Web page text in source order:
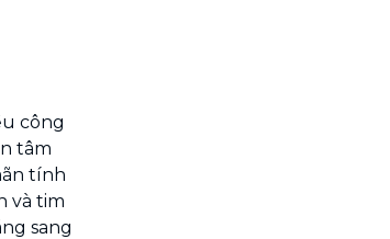
công
tâm
tính
và tim
sang